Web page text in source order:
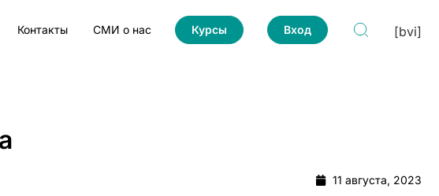
Контакты СМИ о нас Курсы Вход [bvi]
11 августа, 2023